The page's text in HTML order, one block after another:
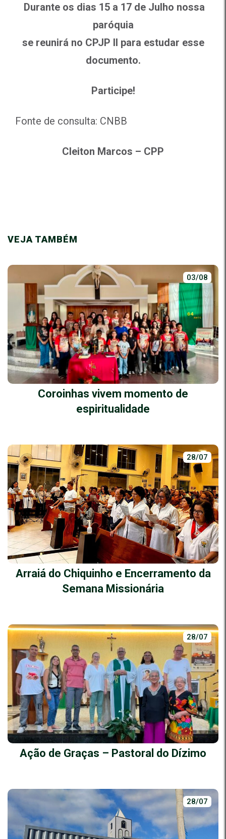
Durante os dias 15 a 17 de Julho nossa
paróquia
se reunirá no CPJP II para estudar esse
documento.
Participe!
Fonte de consulta: CNBB
Cleiton Marcos – CPP
VEJA TAMBÉM
03/08
Coroinhas vivem momento de
espiritualidade
28/07
Arraiá do Chiquinho e Encerramento da
Semana Missionária
28/07
Ação de Graças – Pastoral do Dízimo
28/07